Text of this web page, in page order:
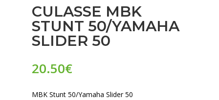
CULASSE MBK
STUNT 50/YAMAHA
SLIDER 50
20.50€
MBK Stunt 50/Yamaha Slider 50